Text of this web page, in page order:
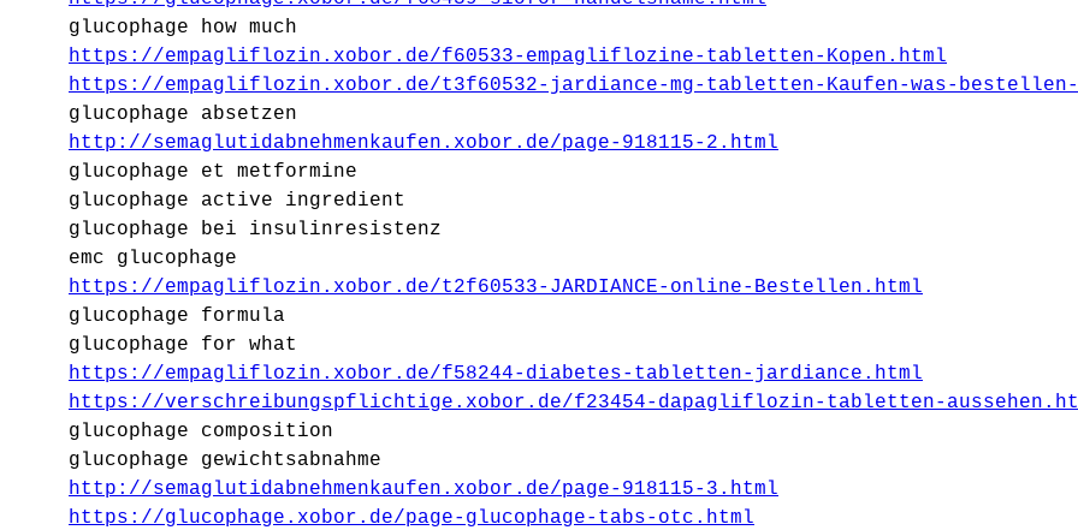
glucophage how much
https://empagliflozin.xobor.de/f60533-empagliflozine-tabletten-Kopen.html
https://empagliflozin.xobor.de/t3f60532-jardiance-mg-tabletten-Kaufen-was-
glucophage absetzen
http://semaglutidabnehmenkaufen.xobor.de/page-918115-2.html
glucophage et metformine
glucophage active ingredient
glucophage bei insulinresistenz
emc glucophage
https://empagliflozin.xobor.de/t2f60533-JARDIANCE-online-Bestellen.html
glucophage formula
glucophage for what
https://empagliflozin.xobor.de/f58244-diabetes-tabletten-jardiance.html
https://verschreibungspflichtige.xobor.de/f23454-dapagliflozin-tabletten-
glucophage composition
glucophage gewichtsabnahme
http://semaglutidabnehmenkaufen.xobor.de/page-918115-3.html
https://glucophage.xobor.de/page-glucophage-tabs-otc.html